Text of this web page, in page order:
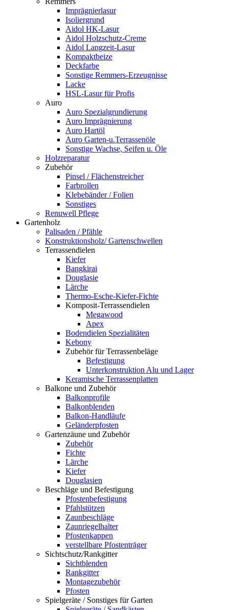
Imprägnierlasur
Isoliergrund
Aidol HK-Lasur
Aidol Holzschutz-Creme
Aidol Langzeit-Lasur
Kompaktbeize
Deckfarbe
Sonstige Remmers-Erzeugnisse
Lacke
HSL-Lasur für Profis
Auro
Auro Spezialgrundierung
Auro Imprägnierung
Auro Hartöl
Auro Garten-u.Terrassenöle
Sonstige Wachse, Seifen u. Öle
Holzreparatur
Zubehör
Pinsel / Flächenstreicher
Farbrollen
Klebebänder / Folien
Sonstiges
Renuwell Pflege
Gartenholz
Palisaden / Pfähle
Konstruktionsholz/ Gartenschwellen
Terrassendielen
Kiefer
Bangkirai
Douglasie
Lärche
Thermo-Esche-Kiefer-Fichte
Komposit-Terrassendielen
Megawood
Apex
Bodendielen Spezialitäten
Kebony
Zubehör für Terrassenbeläge
Befestigung
Unterkonstruktion Alu und Lager
Keramische Terrassenplatten
Balkone und Zubehör
Balkonprofile
Balkonblenden
Balkon-Handläufe
Geländerpfosten
Gartenzäune und Zubehör
Zubehör
Fichte
Lärche
Kiefer
Douglasien
Beschläge und Befestigung
Pfostenbefestigung
Pfahlstützen
Zaunbeschläge
Zaunriegelhalter
Pfostenkappen
verstellbare Pfostenträger
Sichtschutz/Rankgitter
Sichtblenden
Rankgitter
Montagezubehör
Pfosten
Spielgeräte / Sonstiges für Garten